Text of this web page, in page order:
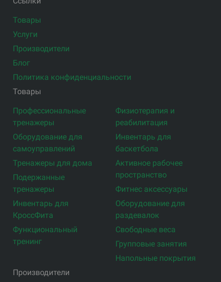
Товары
Услуги
Производители
Блог
Политика конфиденциальности
Товары
Профессиональные
тренажеры
Оборудование для
самоуправлений
Тренажеры для дома
Подержанные
тренажеры
Инвентарь для
КроссФита
Функциональный
тренинг
Физиотерапия и
реабилитация
Инвентарь для
баскетбола
Активное рабочее
пространство
Фитнес аксессуары
Оборудование для
раздевалок
Свободные веса
Групповые занятия
Напольные покрытия
Производители